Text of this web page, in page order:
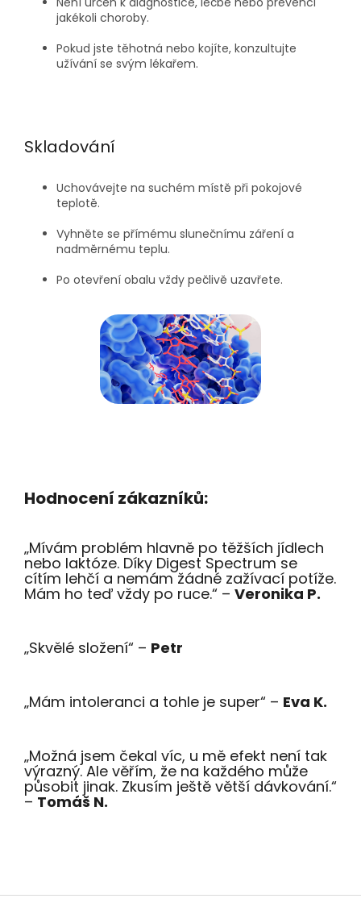
jakékoli choroby.
Pokud jste těhotná nebo kojíte, konzultujte
užívání se svým lékařem.
Skladování
Uchovávejte na suchém místě při pokojové
teplotě.
Vyhněte se přímému slunečnímu záření a
nadměrnému teplu.
Po otevření obalu vždy pečlivě uzavřete.
Hodnocení zákazníků:
„Mívám problém hlavně po těžších jídlech
nebo laktóze. Díky Digest Spectrum se
cítím lehčí a nemám žádné zažívací potíže.
Mám ho teď vždy po ruce.“ – Veronika P.
„Skvělé složení“ – Petr
„Mám intoleranci a tohle je super“ – Eva K.
„Možná jsem čekal víc, u mě efekt není tak
výrazný. Ale věřím, že na každého může
působit jinak. Zkusím ještě větší dávkování.“
– Tomáš N.
Z